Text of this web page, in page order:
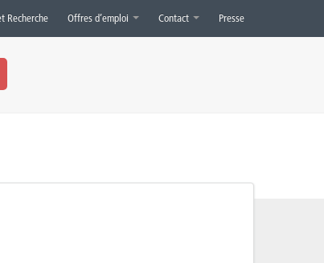
Recherche Offres d’emploi Contact Presse